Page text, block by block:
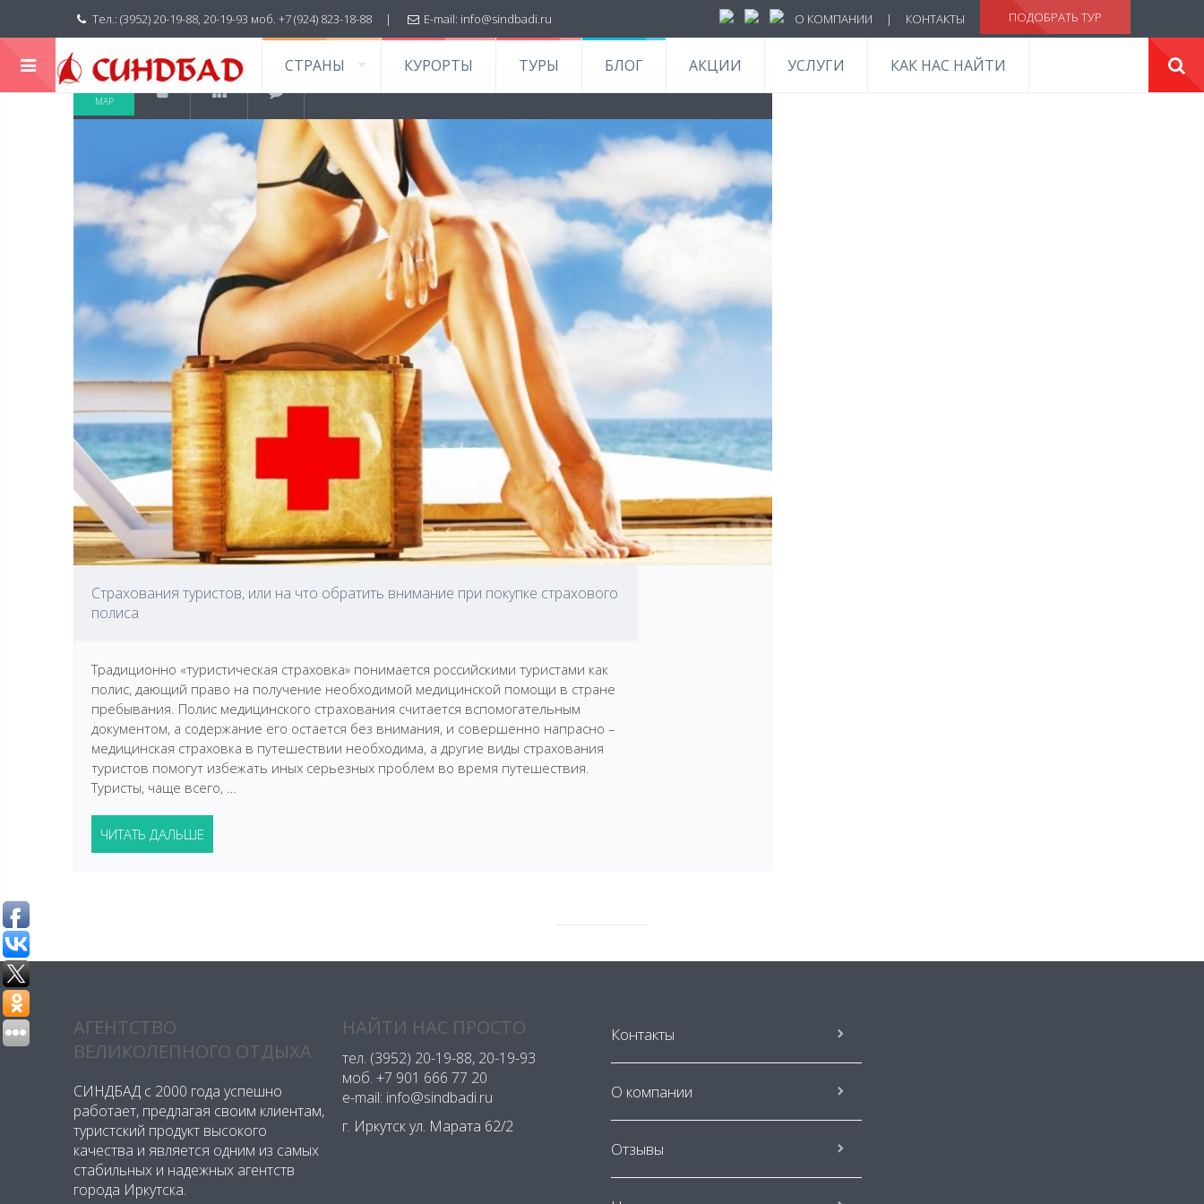
Тел.: (3952) 20-19-88, 20-19-93 моб. +7 (924) 823-18-88 | E-mail: info@sindbadi.ru О КОМПАНИИ | КОНТАКТЫ ПОДОБРАТЬ ТУР
СТРАНЫ КУРОРТЫ ТУРЫ БЛОГ АКЦИИ УСЛУГИ КАК НАС НАЙТИ
11
МАР
Страхования туристов, или на что обратить внимание при покупке страхового
полиса
Традиционно «туристическая страховка» понимается российскими туристами как
полис, дающий право на получение необходимой медицинской помощи в стране
пребывания. Полис медицинского страхования считается вспомогательным
документом, а содержание его остается без внимания, и совершенно напрасно –
медицинская страховка в путешествии необходима, а другие виды страхования
туристов помогут избежать иных серьезных проблем во время путешествия.
Туристы, чаще всего, …
ЧИТАТЬ ДАЛЬШЕ
АГЕНТСТВО
ВЕЛИКОЛЕПНОГО ОТДЫХА
СИНДБАД с 2000 года успешно
работает, предлагая своим клиентам,
туристский продукт высокого
качества и является одним из самых
стабильных и надежных агентств
города Иркутска.
НАЙТИ НАС ПРОСТО
тел. (3952) 20-19-88, 20-19-93
моб. +7 901 666 77 20
e-mail: info@sindbadi.ru
г. Иркутск ул. Марата 62/2
Контакты
О компании
Отзывы